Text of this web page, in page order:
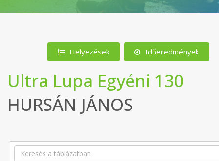
Helyezések Időeredmények
Ultra Lupa Egyéni 130
HURSÁN JÁNOS
Search